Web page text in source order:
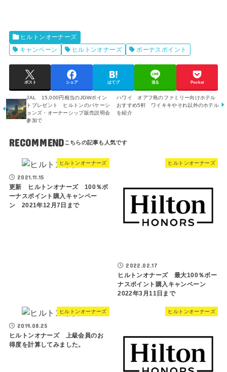
ヒルトンオーナーズ
キャンペーン
ヒルトンオナーズ ボーナスポイント
ポスト シェア はてブ 送る Pocket
JAL 15,000円相当のJGWポイン
トプレゼント ヒルトンのバケーシ
ョンズ・オーナーシップ販売説明会
参加で
ハワイ オアフ島のファミリー向けホテル
おすすめ5軒 ワイキキやそれ以外のホテル
を紹介
RECOMMEND
ヒルトンオーナーズ
2021.11.15
更新 ヒルトンオナーズ 100％ボ
ーナスポイント購入キャンペー
ン 2021年12月7日まで
ヒルトンオーナーズ
2022.02.17
ヒルトンオナーズ 最大100％ボー
ナスポイント購入キャンペーン
2022年3月11日まで
ヒルトンオーナーズ
2019.08.25
ヒルトンオナーズ 上級会員のお
得度を計算してみました。
ヒルトンオーナーズ